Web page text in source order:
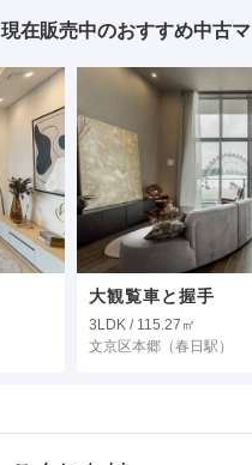
現在販売中のおすすめ中古
大観覧車と握手
3LDK / 115.27㎡
文京区本郷 （春日駅）